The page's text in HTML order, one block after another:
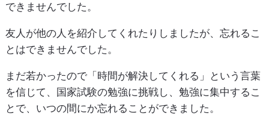
できませんでした。
友人が他の人を紹介してくれたりしましたが、忘れるこ
とはできませんでした。
まだ若かったので「時間が解決してくれる」という言葉
を信じて、国家試験の勉強に挑戦し、勉強に集中するこ
とで、いつの間にか忘れることができました。